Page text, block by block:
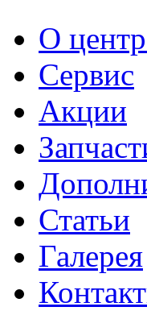
О
Сервис
Акции
Статьи
Галерея